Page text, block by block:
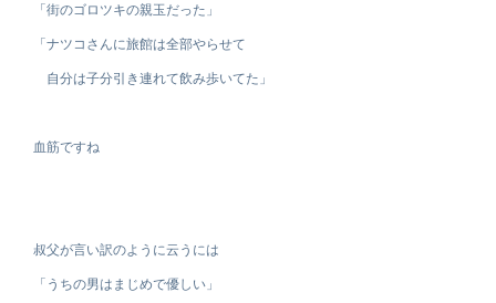
「街のゴロツキの親玉だった」
「ナツコさんに旅館は全部やらせて
自分は子分引き連れて飲み歩いてた」
血筋ですね
叔父が言い訳のように云うには
「うちの男はまじめで優しい」